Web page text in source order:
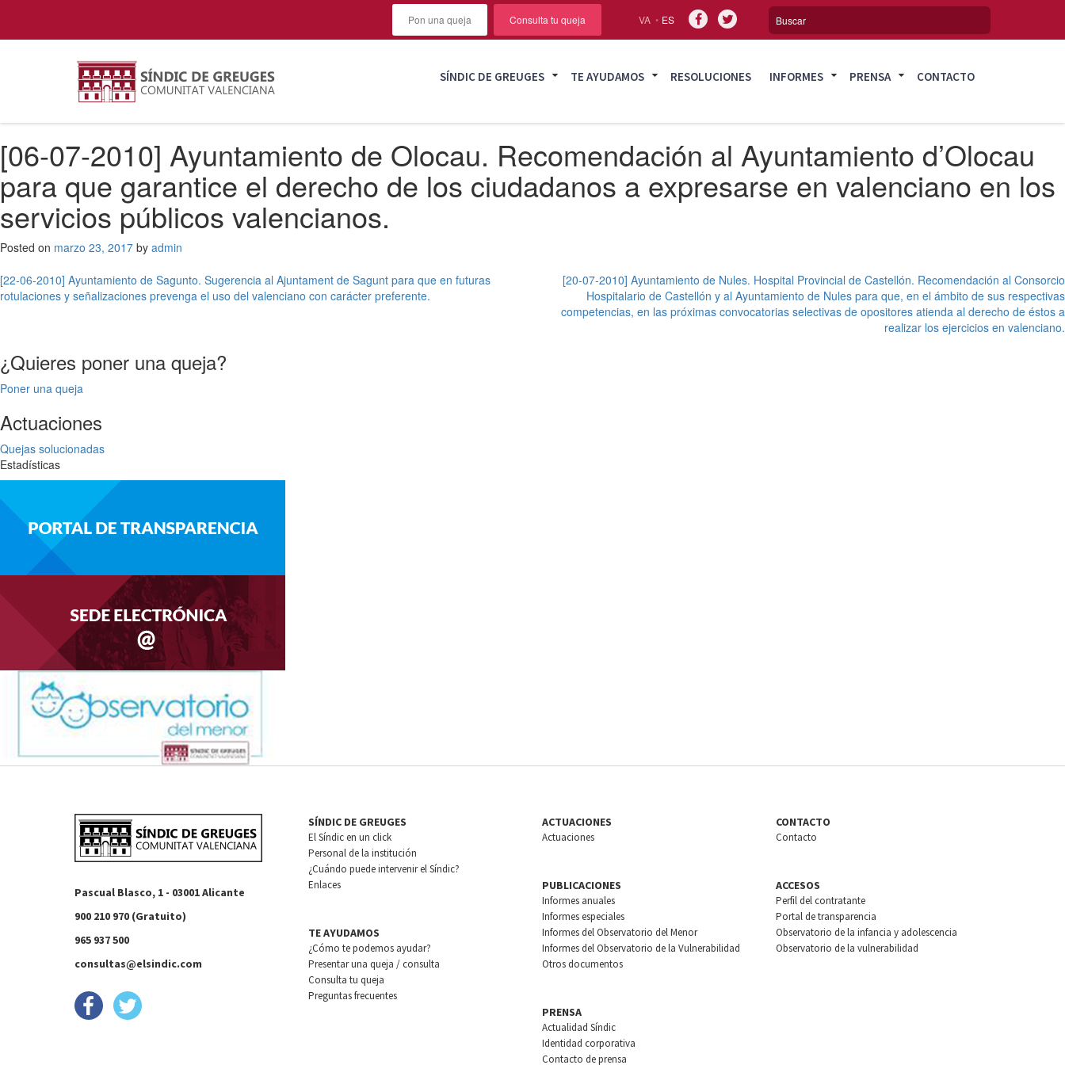
VA ES
Pon una queja Consulta tu queja
SÍNDIC DE GREUGES TE AYUDAMOS RESOLUCIONES INFORMES PRENSA CONTACTO
[06-07-2010] Ayuntamiento de Olocau. Recomendación al Ayuntamiento d’Olocau
para que garantice el derecho de los ciudadanos a expresarse en valenciano en los
servicios públicos valencianos.
Posted on marzo 23, 2017 by admin
Navegación
de
[22-06-2010] Ayuntamiento de Sagunto. Sugerencia al Ajuntament de Sagunt para que en futuras
rotulaciones y señalizaciones prevenga el uso del valenciano con carácter preferente.
[20-07-2010] Ayuntamiento de Nules. Hospital Provincial de Castellón. Recomendación al Consorcio
Hospitalario de Castellón y al Ayuntamiento de Nules para que, en el ámbito de sus respectivas
competencias, en las próximas convocatorias selectivas de opositores atienda al derecho de éstos a
realizar los ejercicios en valenciano.
¿Quieres poner una queja?
Poner una queja
Actuaciones
Quejas solucionadas
Estadísticas
Pascual Blasco, 1 - 03001 Alicante
900 210 970 (Gratuito)
965 937 500
consultas@elsindic.com
SÍNDIC DE GREUGES
El Síndic en un click
Personal de la institución
¿Cuándo puede intervenir el Síndic?
Enlaces
TE AYUDAMOS
¿Cómo te podemos ayudar?
Presentar una queja / consulta
Consulta tu queja
Preguntas frecuentes
ACTUACIONES
Actuaciones
PUBLICACIONES
Informes anuales
Informes especiales
Informes del Observatorio del Menor
Informes del Observatorio de la Vulnerabilidad
Otros documentos
PRENSA
Actualidad Síndic
Identidad corporativa
Contacto de prensa
CONTACTO
Contacto
ACCESOS
Perfil del contratante
Portal de transparencia
Observatorio de la infancia y adolescencia
Observatorio de la vulnerabilidad